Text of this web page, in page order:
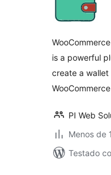
is a powerful
create a
PI Web
Menos de
Testado